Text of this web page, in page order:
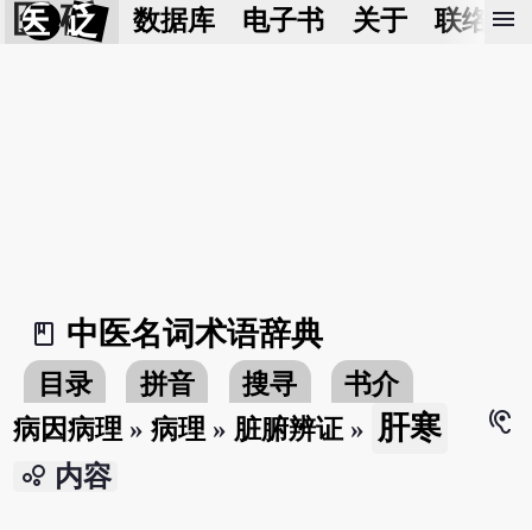
医 砭 数据库 电子书 关于 联络我
menu
book_2
中医名词术语辞典
目录 拼音 搜寻
书介
病因病理 »病理 » 脏腑辨证 » 肝寒
hearing
bubble_chart 内容